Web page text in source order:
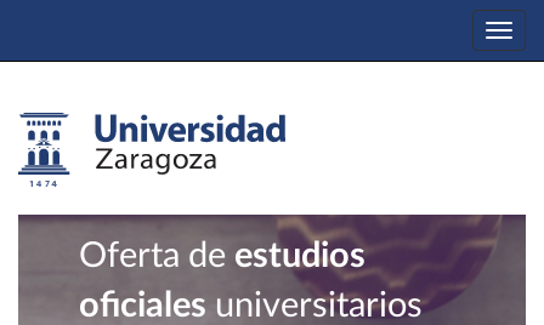
Oferta de estudios
oficiales universitarios